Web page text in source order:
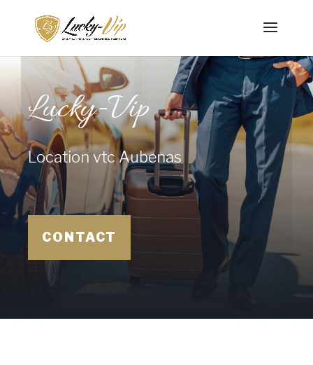
Lucky-Vip
Location vtc Aubenas
CONTACT